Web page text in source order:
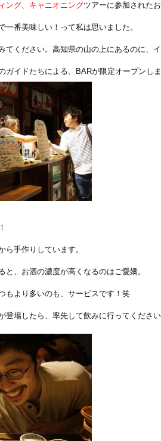
ング、キャニオニングツアーに参加された
一番美味しい！って私は思いました。
てください。高知県の山の上にあるのに、
ガイドたちによる、BARが限定オープンし
ら手作りしています。
と、お酒の濃度が高くなるのはご愛嬌。
もより多いのも、サービスです！笑
登場したら、率先して飲みに行ってくださ